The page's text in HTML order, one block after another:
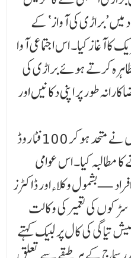
’براڑی کی آواز‘ کے
آغاز کیا۔ اس اجتماعی آوا
کرتے ہوئے براڑی کی
طور پر اپنی دکانیں اور
اس پرامن عمل کے ذریعہ انہوں نے متحد ہو کر 100 فٹا روڈ
مطالبہ کیا۔ اس عوامی
— بشمول وکلاءاور ڈاکٹرز
کی تعمیر کی وکالت
تیاگی کی کال پر لبیک کہتے